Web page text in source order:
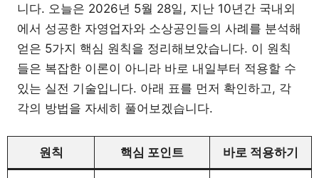
니다. 오늘은 2026년 5월 28일, 지난 10년간 국내외
에서 성공한 자영업자와 소상공인들의 사례를 분석해
얻은 5가지 핵심 원칙을 정리해보았습니다. 이 원칙
들은 복잡한 이론이 아니라 바로 내일부터 적용할 수
있는 실전 기술입니다. 아래 표를 먼저 확인하고, 각
각의 방법을 자세히 풀어보겠습니다.
원칙 핵심 포인트 바로 적용하기